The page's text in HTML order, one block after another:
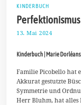
KINDERBUCH
13. Mai 2024
M
i
0
2
4
Kinderbuch | Marie
Familie Picobello hat
Akkurat gestutzte
Symmetrie und
Herr Bluhm, hat alles